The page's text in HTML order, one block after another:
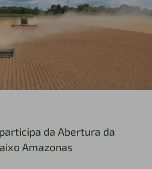
da Abertura da
Amazonas